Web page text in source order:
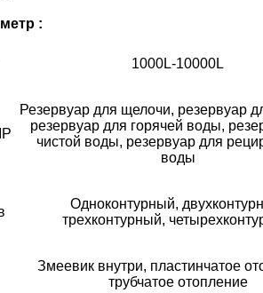
:
1000L-10000L
Резервуар для щелочи, резервуар
резервуар для горячей воды,
чистой воды, резервуар для
воды
Одноконтурный,
трехконтурный,
Змеевик внутри, пластинчатое
трубчатое отопление